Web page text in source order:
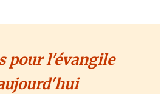
pour l'évangile